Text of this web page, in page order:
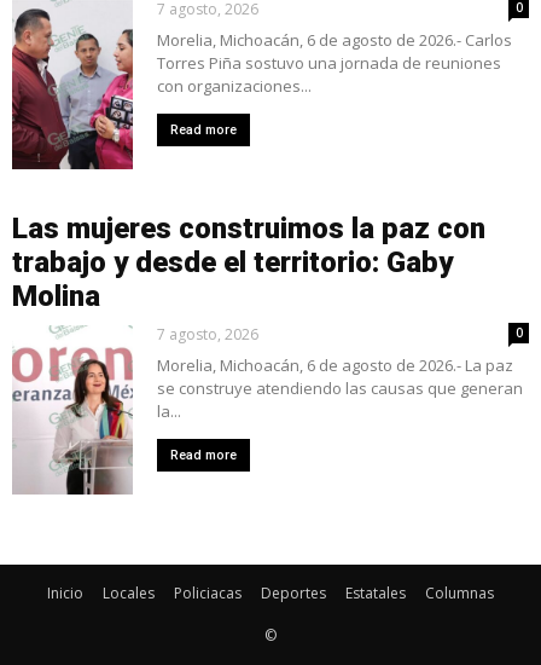
7 agosto, 2026 0
Morelia, Michoacán, 6 de agosto de 2026.- Carlos
Torres Piña sostuvo una jornada de reuniones
con organizaciones...
Read more
Las mujeres construimos la paz con
trabajo y desde el territorio: Gaby
Molina
7 agosto, 2026 0
Morelia, Michoacán, 6 de agosto de 2026.- La paz
se construye atendiendo las causas que generan
la...
Read more
Inicio Locales Policiacas Deportes Estatales Columnas
©